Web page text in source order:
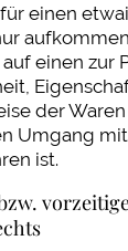
einen
einen zur
der
Umgang
ist.